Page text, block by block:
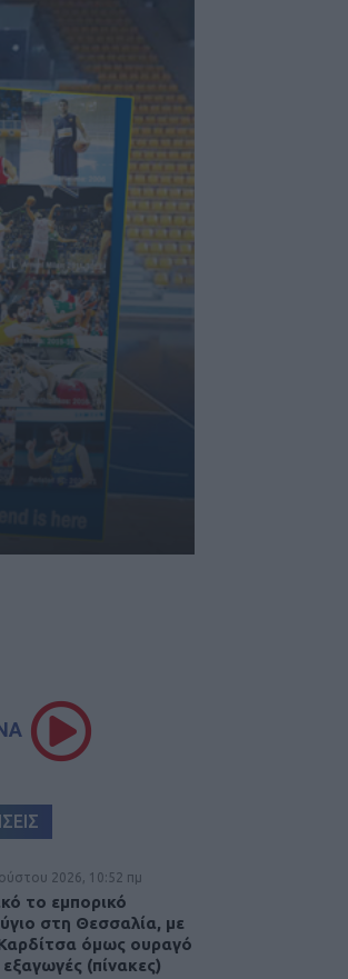
2026, 10:52 πμ
το εμπορικό
στη Θεσσαλία, με
όμως ουραγό
εξαγωγές (πίνακες)